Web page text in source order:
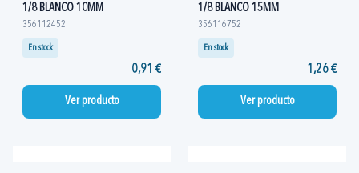
1/8 BLANCO 10MM
356112452
En stock
0,91 €
Ver producto
1/8 BLANCO 15MM
356116752
En stock
1,26 €
Ver producto